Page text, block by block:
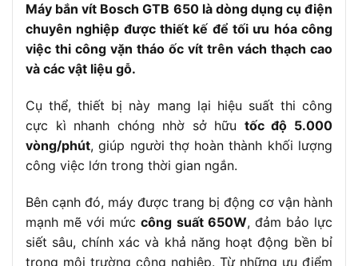
Chiều dài dây
nguồn
2.5m
Máy bắn vít Bosch GTB 650 là dòng dụng cụ điện
chuyên nghiệp được thiết kế để tối ưu hóa công
việc thi công vặn tháo ốc vít trên vách thạch cao
và các vật liệu gỗ.
Cụ thể, thiết bị này mang lại hiệu suất thi công
cực kì nhanh chóng nhờ sở hữu tốc độ 5.000
vòng/phút, giúp người thợ hoàn thành khối lượng
công việc lớn trong thời gian ngắn.
Bên cạnh đó, máy được trang bị động cơ vận hành
mạnh mẽ với mứccông suất 650W, đảm bảo lực
siết sâu, chính xác và khả năng hoạt động bền bỉ
trong môi trường công nghiệp. Từ những ưu điểm